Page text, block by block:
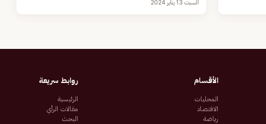
السبت 13 يناير 2024
الأقسام
المحليات
الاقتصاد
رياضة
روابط سريعة
الرئيسية
مقالات الرأي
البحث